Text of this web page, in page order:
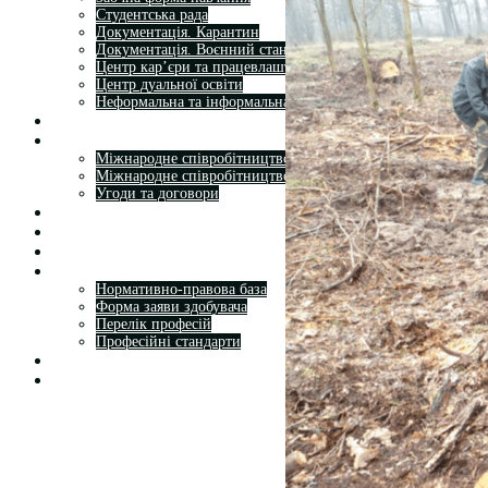
Студентська рада
Документація. Карантин
Документація. Воєнний стан
Центр кар’єри та працевлаштування
Центр дуальної освіти
Неформальна та інформальна освіта
Міжнародне співробітництво для викладачів
Міжнародне співробітництво для студентів
Угоди та договори
Нормативно-правова база
Форма заяви здобувача
Перелік професій
Професійні стандарти
Про формальну, неформальну та інформальну освіту